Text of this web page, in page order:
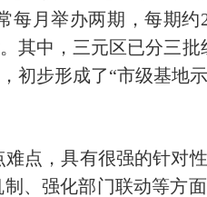
每月举办两期，每期
其中，三元区已分三
步形成了“市级基地
点，具有很强的针对性
、强化部门联动等方